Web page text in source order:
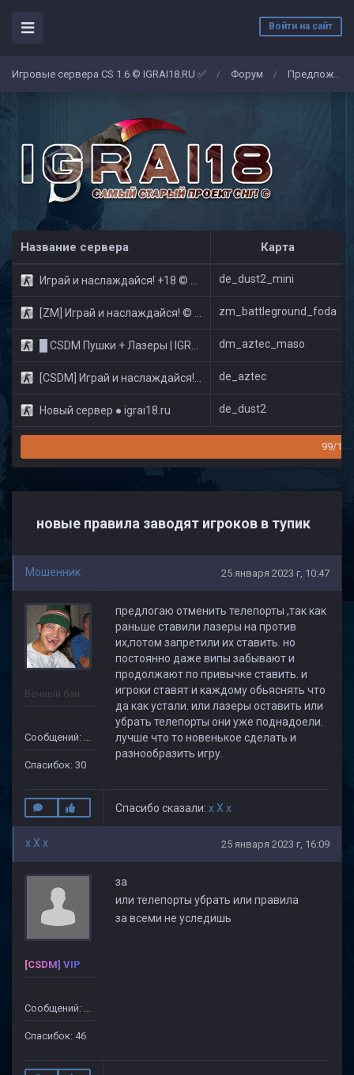
Войти на сайт
Игровые сервера CS 1.6 © IGRAI18.RU ✅ / Форум / Предложение
Название сервера Карта
Играй и наслаждайся! +18 © Public de_dust2_mini
[ZM] Играй и наслаждайся! © Zombie Show zm_battleground_foda
█ CSDM Пушки + Лазеры | IGRAI18.RU ツ █ dm_aztec_maso
[CSDM] Играй и наслаждайся! © Classic de_aztec
Новый сервер ● igrai18.ru de_dust2
99/160
новые правила заводят игроков в тупик
Мошенник 25 января 2023 г, 10:47
Вечный бан
Сообщений: 133
Спасибок: 30
предлогаю отменить телепорты ,так как
раньше ставили лазеры на против
их,потом запретили их ставить. но
постоянно даже випы забывают и
продолжают по привычке ставить. и
игроки ставят и каждому обьяснять что
да как устали. или лазеры оставить или
убрать телепорты они уже поднадоели.
лучше что то новенькое сделать и
разнообразить игру.
Спасибо сказали: x X x
x X x 25 января 2023 г, 16:09
[CSDM] VIP
Сообщений: 499
Спасибок: 46
за
или телепорты убрать или правила
за всеми не уследишь